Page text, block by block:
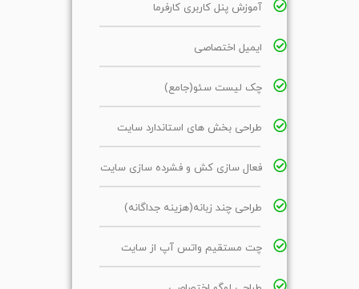
آموزش پنل کاربری کارفرما
ایمیل اختصاصی
چک لیست سئو(جامع)
طراحی بخش های استاندارد سایت
فعال سازی کش و فشرده سازی سایت
طراحی چند زبانه(هزینه جداگانه)
چت مستقیم واتس آپ از سایت